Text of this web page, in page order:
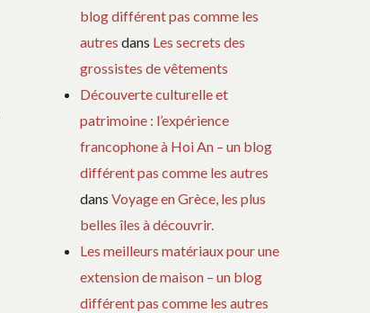
blog différent pas comme les
autres dans Les secrets des
grossistes de vêtements
Découverte culturelle et
patrimoine : l’expérience
francophone à Hoi An – un blog
différent pas comme les autres
dansVoyage en Grèce, les plus
belles îles à découvrir.
Les meilleurs matériaux pour une
extension de maison – un blog
différent pas comme les autres